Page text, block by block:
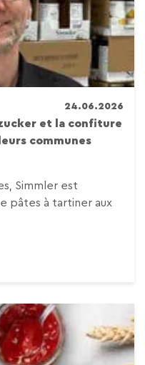
24.06.2026
et la confiture
communes
Simmler est
pâtes à tartiner aux